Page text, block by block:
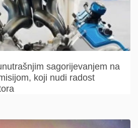
sagorijevanjem na
koji nudi radost